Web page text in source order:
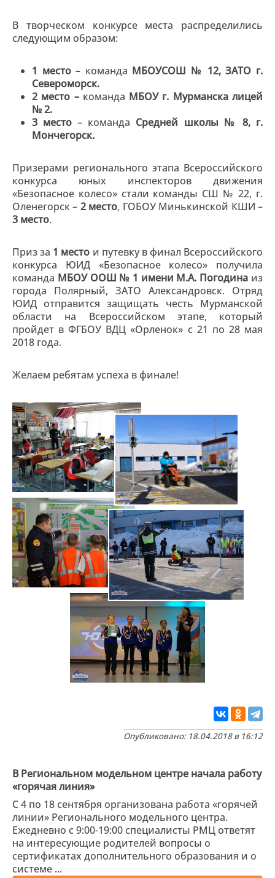
В творческом конкурсе места распределились
следующим образом:
1 место– команда МБОУСОШ № 12, ЗАТО г.
Североморск.
2 место – команда МБОУ г. Мурманска лицей
№ 2.
3 место – команда Средней школы № 8, г.
Мончегорск.
Призерами регионального этапа Всероссийского
конкурса юных инспекторов движения
«Безопасное колесо» стали команды СШ № 22, г.
Оленегорск – 2 место, ГОБОУ Минькинской КШИ –
3 место.
Приз за 1 место и путевку в финал Всероссийского
конкурса ЮИД «Безопасное колесо» получила
команда МБОУ ООШ № 1 имени М.А. Погодина из
города Полярный, ЗАТО Александровск. Отряд
ЮИД отправится защищать честь Мурманской
области на Всероссийском этапе, который
пройдет в ФГБОУ ВДЦ «Орленок» с 21 по 28 мая
2018 года.
Желаем ребятам успеха в финале!
Опубликовано: 18.04.2018 в 16:12
В Региональном модельном центре начала работу
«горячая линия»
С 4 по 18 сентября организована работа «горячей
линии» Регионального модельного центра.
Ежедневно с 9:00-19:00 специалисты РМЦ ответят
на интересующие родителей вопросы о
сертификатах дополнительного образования и о
системе ...